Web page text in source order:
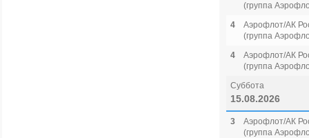
(группа
4
Аэрофлот/АК
(группа
4
Аэрофлот/АК
(группа
Суббота
15.08.2026
3
Аэрофлот/АК
(группа